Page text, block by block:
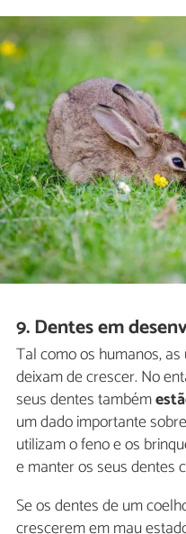
9. Dentes em
Tal como os humanos,
deixam de crescer. No
seus dentes também
um dado importante
utilizam o feno e os
e manter os seus dentes
Se os dentes de um